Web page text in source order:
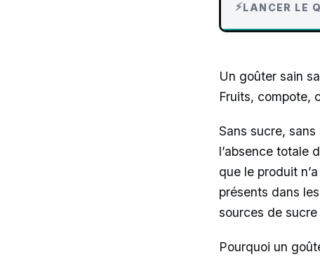
LANCER LE
Un goûter sain
Fruits, compote,
Sans sucre,
l’absence totale
que le produit
présents dans
sources de
Pourquoi un